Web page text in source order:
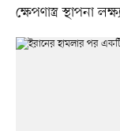
ক্ষেপণাস্ত্র স্থাপনা